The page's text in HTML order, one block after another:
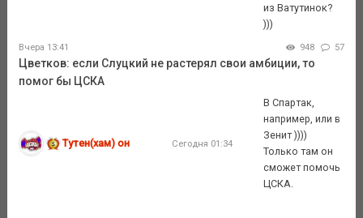
из Ватутинок?
)))
Вчера 13:41 948 57
Цветков: если Слуцкий не растерял свои амбиции, то
помог бы ЦСКА
Тутен(хам) он Сегодня 01:34
В Спартак,
например, или в
Зенит ))))
Только там он
сможет помочь
ЦСКА.